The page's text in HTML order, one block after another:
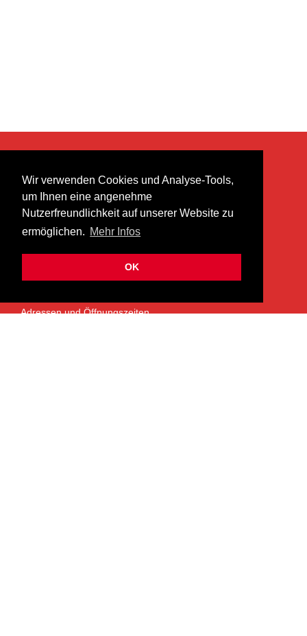
Wir verwenden Cookies und Analyse-Tools,
um Ihnen eine angenehme
Nutzerfreundlichkeit auf unserer Website zu
ermöglichen. Mehr Infos
OK
heer musik ag
Lättenstrasse 35
8952 Schlieren
info@heermusic.com
ÜBER UNS
Adressen und Öffnungszeiten